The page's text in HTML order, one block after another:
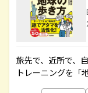
旅先で、近所で、
トレーニングを「